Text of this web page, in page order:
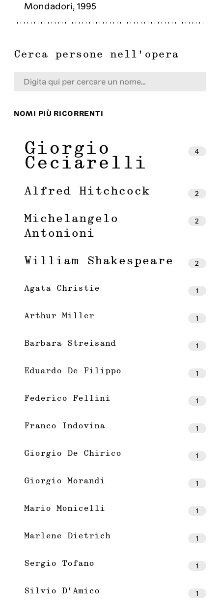
Mondadori, 1995
Cerca persone nell'opera
NOMI PIÙ RICORRENTI
Giorgio
Ceciarelli
4
Alfred Hitchcock 2
Michelangelo
Antonioni
2
William Shakespeare 2
Agata Christie 1
Arthur Miller 1
Barbara Streisand 1
Eduardo De Filippo 1
Federico Fellini 1
Franco Indovina 1
Giorgio De Chirico 1
Giorgio Morandi 1
Mario Monicelli 1
Marlene Dietrich 1
Sergio Tofano 1
Silvio D'Amico 1